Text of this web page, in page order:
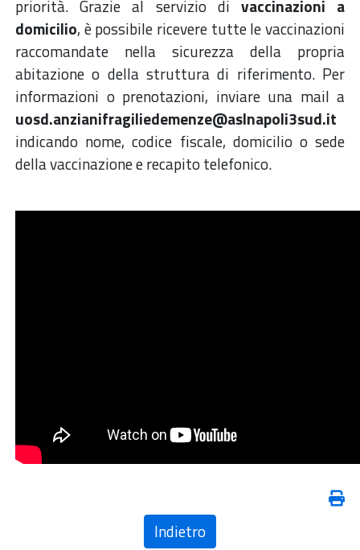
priorità. Grazie al servizio di vaccinazioni a
domicilio, è possibile ricevere tutte le vaccinazioni
raccomandate nella sicurezza della propria
abitazione o della struttura di riferimento. Per
informazioni o prenotazioni, inviare una mail a
uosd.anzianifragiliedemenze@aslnapoli3sud.it
indicando nome, codice fiscale, domicilio o sede
della vaccinazione e recapito telefonico.
Indietro